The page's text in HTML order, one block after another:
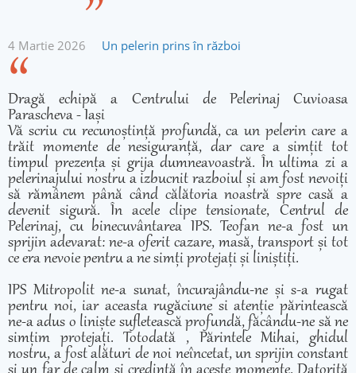
4 Martie 2026 Un pelerin prins în război
Dragă echipă a Centrului de Pelerinaj Cuvioasa
Parascheva - Iași
Vă scriu cu recunoștință profundă, ca un pelerin care a
trăit momente de nesiguranță, dar care a simțit tot
timpul prezența și grija dumneavoastră. În ultima zi a
pelerinajului nostru a izbucnit razboiul și am fost nevoiți
să rămânem până când călătoria noastră spre casă a
devenit sigură. În acele clipe tensionate, Centrul de
Pelerinaj, cu binecuvântarea IPS. Teofan ne-a fost un
sprijin adevarat: ne-a oferit cazare, masă, transport și tot
ce era nevoie pentru a ne simți protejați și liniștiți.
IPS Mitropolit ne-a sunat, încurajându-ne și s-a rugat
pentru noi, iar aceasta rugăciune si atenție părintească
ne-a adus o liniște sufletească profundă, făcându-ne să ne
simțim protejați. Totodată , Părintele Mihai, ghidul
nostru, a fost alături de noi neîncetat, un sprijin constant